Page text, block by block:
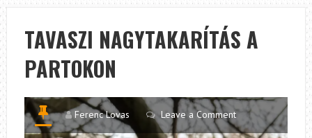
TAVASZI NAGYTAKARÍTÁS A
PARTOKON
Ferenc Lovas Leave a Comment